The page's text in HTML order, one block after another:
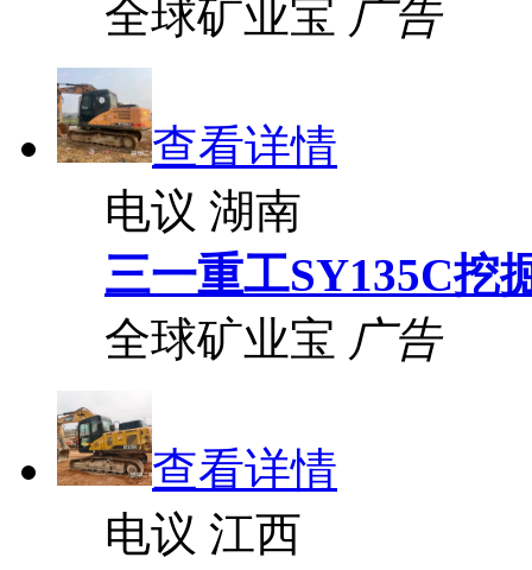
全球矿业宝 广告
查看详情
电议 湖南
三一重工SY135C挖
全球矿业宝 广告
查看详情
电议 江西